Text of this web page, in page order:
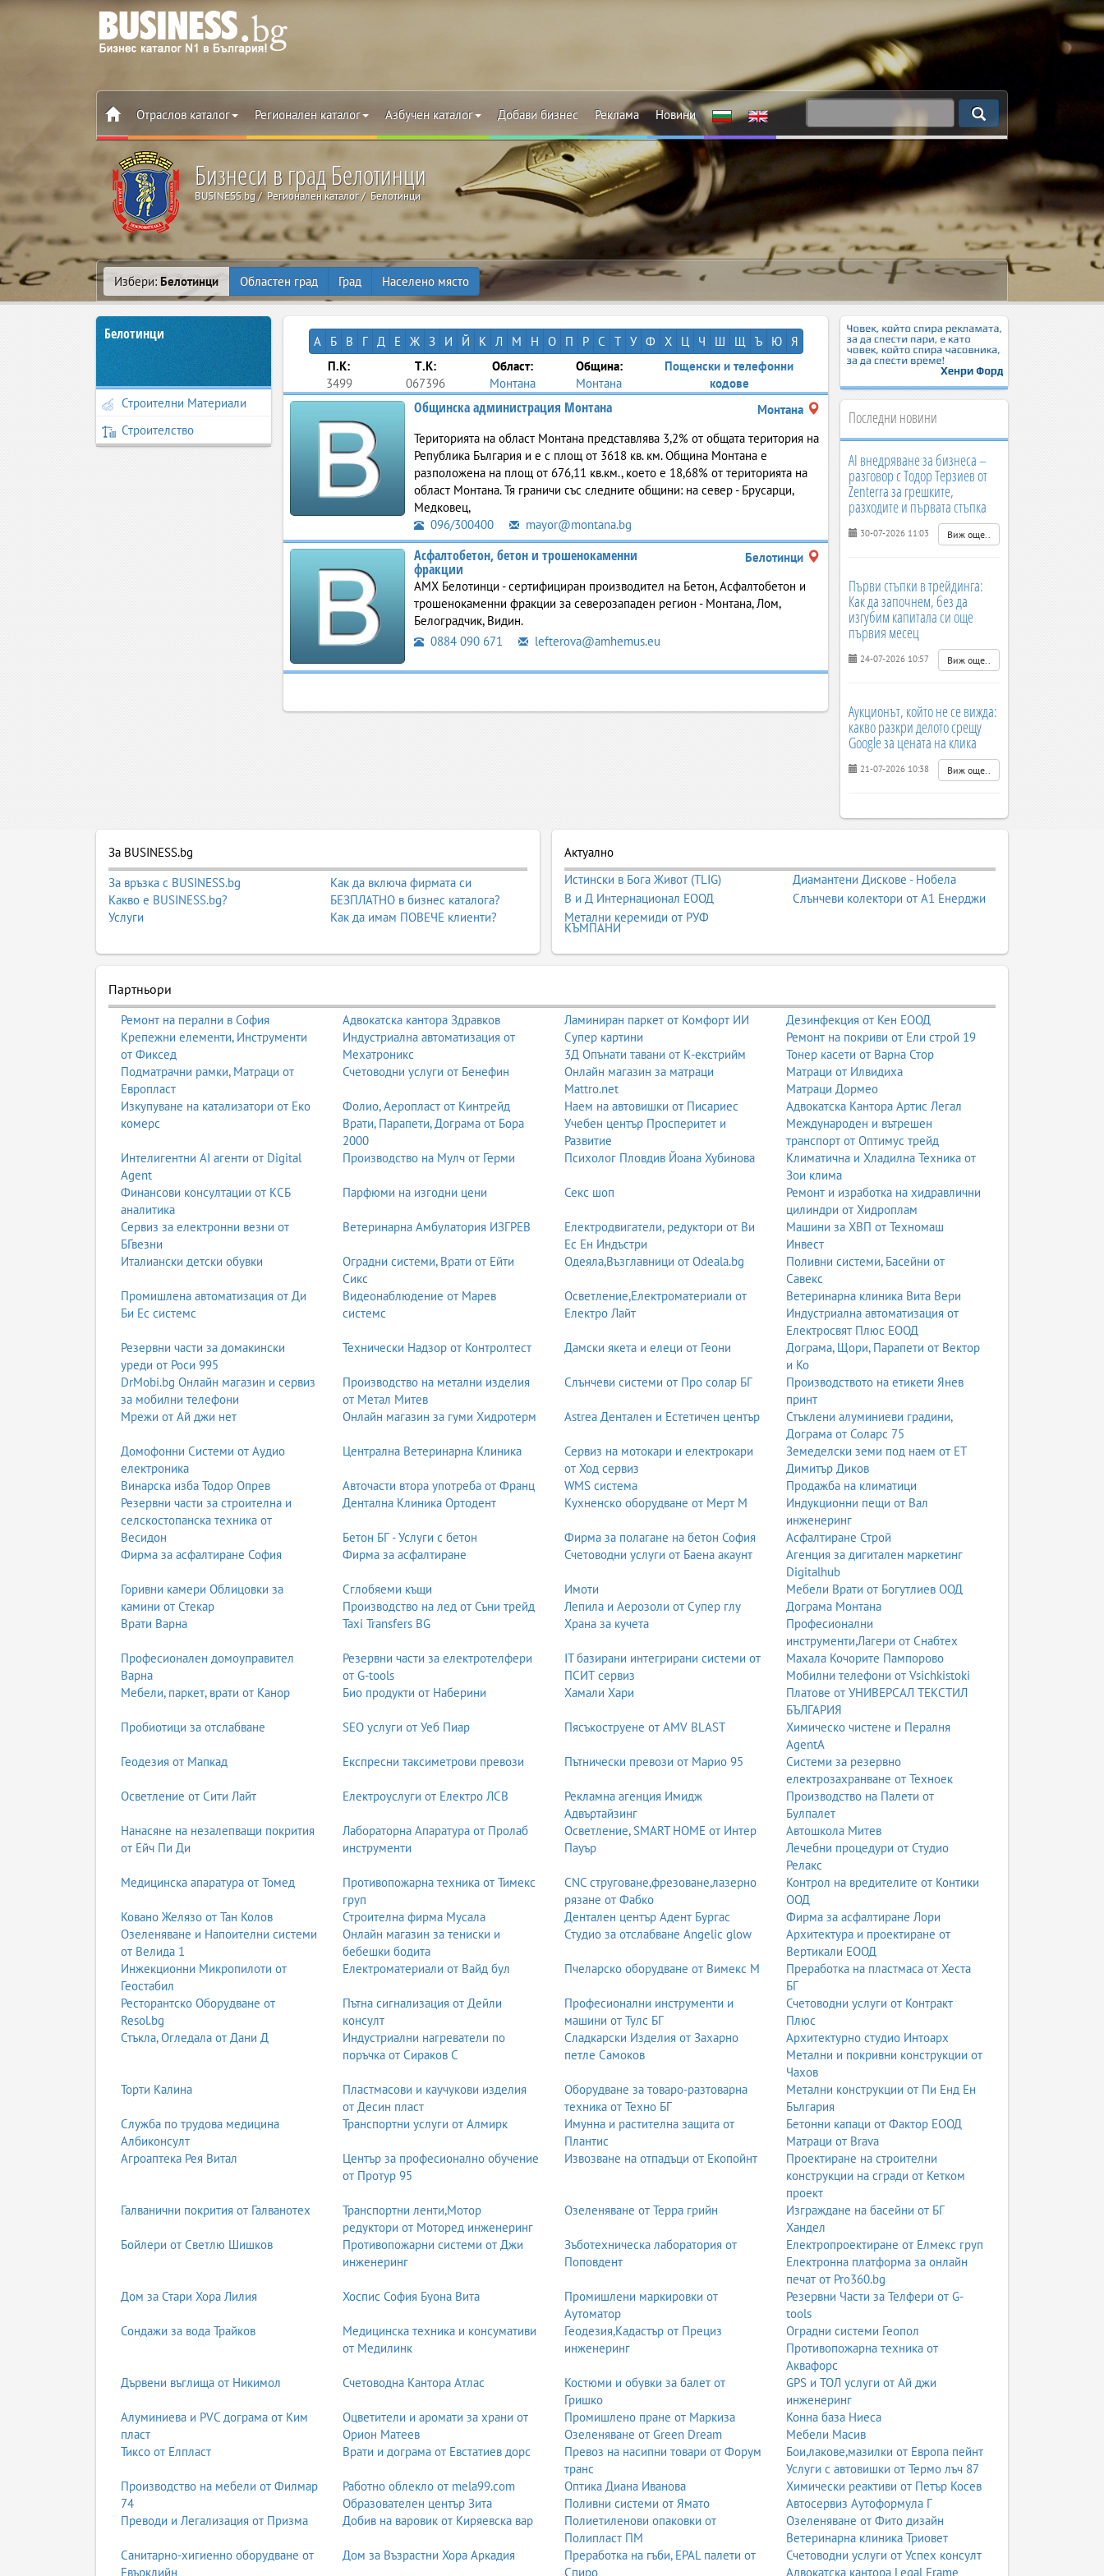
Отраслов каталог Регионален каталог Азбучен каталог Добави бизнес Реклама Новини
Бизнеси в град Белотинци
BUSINESS.bg Регионален каталог Белотинци
Избери: Белотинци Областен град Град Населено място
Белотинци
Строителни Материали
Строителство
А Б В Г Д Е Ж З И Й К Л М Н О П Р С Т У Ф Х Ц Ч Ш Щ Ъ Ю
Я
П.К:
3499
Т.К:
067396
Област:
Монтана
Община:
Монтана
Пощенски и телефонни
кодове
Общинска администрация Монтана
Монтана
Територията на област Монтана представлява 3,2% от общата територия на
Република България и е с площ от 3618 кв. км. Община Монтана e
разположена на площ от 676,11 кв.км., което e 18,68% от територията на
област Монтана. Тя граничи със следните общини: на север - Брусарци,
Медковец,
096/300400
mayor@montana.bg
Асфалтобетон, бетон и трошенокаменни
фракции
Белотинци
АМХ Белотинци - сертифициран производител на Бетон, Асфалтобетон и
трошенокаменни фракции за северозападен регион - Монтана, Лом,
Белоградчик, Видин.
0884 090 671
lefterova@amhemus.eu
Последни новини
AI внедряване за бизнеса –
разговор с Тодор Терзиев от
Zenterra за грешките,
разходите и първата стъпка
30-07-2026 11:03 Виж още..
Първи стъпки в трейдинга:
Как да започнем, без да
изгубим капитала си още
първия месец
24-07-2026 10:57 Виж още..
Аукционът, който не се вижда:
какво разкри делото срещу
Google за цената на клика
21-07-2026 10:38 Виж още..
За BUSINESS.bg
За връзка с BUSINESS.bg
Какво е BUSINESS.bg?
Услуги
Как да включа фирмата си
БЕЗПЛАТНО в бизнес каталога?
Как да имам ПОВЕЧЕ клиенти?
Актуално
Истински в Бога Живот (TLIG)
Диамантени Дискове - Нобела
В и Д Интернационал ЕООД
Слънчеви колектори от А1 Енерджи
Метални керемиди от РУФ
КЪМПАНИ
Партньори
Ремонт на перални в София Адвокатска кантора Здравков Ламиниран паркет от Комфорт ИИ
Дезинфекция от Кен ЕООД
Крепежни елементи, Инструменти
от Фиксед
Индустриална автоматизация от
Мехатроникс
Супер картини
Ремонт на покриви от Ели строй 19
3Д Опънати тавани от К-екстрийм
Тонер касети от Варна Стор
Подматрачни рамки, Матраци от
Европласт
Счетоводни услуги от Бенефин
Онлайн магазин за матраци
Mattro.net
Матраци от Илвидиха
Матраци Дормео
Изкупуване на катализатори от Еко
комерс
Фолио, Аеропласт от Кинтрейд Наем на автовишки от Писариес
Адвокатска Кантора Артис Легал
Врати, Парапети, Дограма от Бора
2000
Учебен център Просперитет и
Развитие
Международен и вътрешен
транспорт от Оптимус трейд
Интелигентни AI агенти от Digital
Agent
Производство на Мулч от Герми Психолог Пловдив Йоана Хубинова
Климатична и Хладилна Техника от
Зои клима
Финансови консултации от КСБ
аналитика
Парфюми на изгодни цени Секс шоп
Ремонт и изработка на хидравлични
цилиндри от Хидроплам
Сервиз за електронни везни от
БГвезни
Ветеринарна Амбулатория ИЗГРЕВ
Електродвигатели, редуктори от Ви
Ес Ен Индъстри
Машини за ХВП от Техномаш
Инвест
Италиански детски обувки
Оградни системи, Врати от Ейти
Сикс
Одеяла,Възглавници от Odeala.bg
Поливни системи, Басейни от
Савекс
Промишлена автоматизация от Ди
Би Ес системс
Видеонаблюдение от Марев
системс
Осветление,Електроматериали от
Електро Лайт
Ветеринарна клиника Вита Вери
Индустриална автоматизация от
Електросвят Плюс ЕООД
Резервни части за домакински
уреди от Роси 995
Технически Надзор от Контролтест Дамски якета и елеци от Геони
Дограма, Щори, Парапети от Вектор
и Ко
DrMobi.bg Онлайн магазин и сервиз
за мобилни телефони
Производство на метални изделия
от Метал Митев
Слънчеви системи от Про солар БГ
Производството на етикети Янев
принт
Мрежи от Ай джи нет
Онлайн магазин за гуми Хидротерм Astrea Дентален и Естетичен център
Стъклени алуминиеви градини,
Дограма от Соларс 75
Домофонни Системи от Аудио
електроника
Централна Ветеринарна Клиника
Сервиз на мотокари и електрокари
от Ход сервиз
Земеделски земи под наем от ЕТ
Димитър Диков
Винарска изба Тодор Опрев
Авточасти втора употреба от Франц WMS система
Продажба на климатици
Резервни части за строителна и
селскостопанска техника от
Весидон
Дентална Клиника Ортодент Кухненско оборудване от Мерт М
Индукционни пещи от Вал
инженеринг
Бетон БГ - Услуги с бетон
Фирма за полагане на бетон София
Асфалтиране Строй
Фирма за асфалтиране София
Фирма за асфалтиране Счетоводни услуги от Баена акаунт
Агенция за дигитален маркетинг
Digitalhub
Горивни камери Облицовки за
камини от Стекар
Сглобяеми къщи Имоти
Мебели Врати от Богутлиев ООД
Производство на лед от Съни трейд
Лепила и Аерозоли от Супер глу
Дограма Монтана
Врати Варна
Taxi Transfers BG Храна за кучета
Професионални
инструменти,Лагери от Снабтех
Професионален домоуправител
Варна
Резервни части за електротелфери
от G-tools
IT базирани интегрирани системи от
ПСИТ сервиз
Махала Кочорите Пампорово
Мобилни телефони от Vsichkistoki
Мебели, паркет, врати от Канор
Био продукти от Наберини Хамали Хари
Платове от УНИВЕРСАЛ ТЕКСТИЛ
БЪЛГАРИЯ
Пробиотици за отслабване
SEO услуги от Уеб Пиар Пясъкоструене от AMV BLAST
Химическо чистене и Пералня
AgentA
Геодезия от Мапкад
Експресни таксиметрови превози Пътнически превози от Марио 95
Системи за резервно
електрозахранване от Техноек
Осветление от Сити Лайт
Електроуслуги от Електро ЛСВ
Рекламна агенция Имидж
Адвъртайзинг
Производство на Палети от
Булпалет
Нанасяне на незалепващи покрития
от Ейч Пи Ди
Лабораторна Апаратура от Пролаб
инструменти
Осветление, SMART HOME от Интер
Пауър
Автошкола Митев
Лечебни процедури от Студио
Релакс
Медицинска апаратура от Томед
Противопожарна техника от Тимекс
груп
CNC струговане,фрезоване,лазерно
рязане от Фабко
Контрол на вредителите от Контики
ООД
Ковано Желязо от Тан Колов
Строителна фирма Мусала Дентален център Адент Бургас
Фирма за асфалтиране Лори
Озеленяване и Напоителни системи
от Велида 1
Онлайн магазин за тениски и
бебешки бодита
Студио за отслабване Angelic glow
Архитектура и проектиране от
Вертикали ЕООД
Инжекционни Микропилоти от
Геостабил
Електроматериали от Вайд бул Пчеларско оборудване от Вимекс М
Преработка на пластмаса от Хеста
БГ
Ресторантско Оборудване от
Resol.bg
Пътна сигнализация от Дейли
консулт
Професионални инструменти и
машини от Тулс БГ
Счетоводни услуги от Контракт
Плюс
Стъкла, Огледала от Дани Д
Индустриални нагреватели по
поръчка от Сираков С
Сладкарски Изделия от Захарно
петле Самоков
Архитектурно студио Интоарх
Метални и покривни конструкции от
Чахов
Торти Калина
Пластмасови и каучукови изделия
от Десин пласт
Оборудване за товаро-разтоварна
техника от Техно БГ
Метални конструкции от Пи Енд Ен
България
Служба по трудова медицина
Албиконсулт
Транспортни услуги от Алмирк
Имунна и растителна защита от
Плантис
Бетонни капаци от Фактор ЕООД
Матраци от Brava
Агроаптека Рея Витал
Център за професионално обучение
от Протур 95
Извозване на отпадъци от Екопойнт
Проектиране на строителни
конструкции на сгради от Кетком
проект
Галванични покрития от Галванотех
Транспортни ленти,Мотор
редуктори от Моторед инженеринг
Озеленяване от Терра грийн
Изграждане на басейни от БГ
Хандел
Бойлери от Светлю Шишков
Противопожарни системи от Джи
инженеринг
Зъботехническа лаборатория от
Поповдент
Електропроектиране от Елмекс груп
Електронна платформа за онлайн
печат от Pro360.bg
Дом за Стари Хора Лилия
Хоспис София Буона Вита
Промишлени маркировки от
Аутоматор
Резервни Части за Телфери от G-
tools
Сондажи за вода Трайков
Медицинска техника и консумативи
от Медилинк
Геодезия,Кадастър от Прециз
инженеринг
Оградни системи Геопол
Противопожарна техника от
Аквафорс
Дървени въглища от Никимол
Счетоводна Кантора Атлас
Костюми и обувки за балет от
Гришко
GPS и ТОЛ услуги от Ай джи
инженеринг
Алуминиева и PVC дограма от Ким
пласт
Оцветители и аромати за храни от
Орион Матеев
Промишлено пране от Маркиза
Конна база Ниеса
Озеленяване от Green Dream
Мебели Масив
Тиксо от Елпласт
Врати и дограма от Евстатиев дорс
Превоз на насипни товари от Форум
транс
Бои,лакове,мазилки от Европа пейнт
Услуги с автовишки от Термо лъч 87
Производство на мебели от Филмар
74
Работно облекло от mela99.com Оптика Диана Иванова
Химически реактиви от Петър Косев
Образователен център Зита
Поливни системи от Ямато
Автосервиз Аутоформула Г
Преводи и Легализация от Призма
Добив на варовик от Киряевска вар
Полиетиленови опаковки от
Полипласт ПМ
Озеленяване от Фито дизайн
Ветеринарна клиника Триовет
Санитарно-хигиенно оборудване от
Евърклийн
Дом за Възрастни Хора Аркадия
Преработка на гъби, EPAL палети от
Спиро
Счетоводни услуги от Успех консулт
Адвокатска кантора Legal Frame